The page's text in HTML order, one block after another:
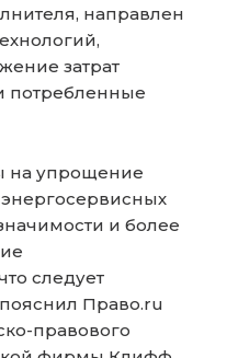
направлен
затрат
потребленные
на упрощение
и более
следует
Право.ru
правового